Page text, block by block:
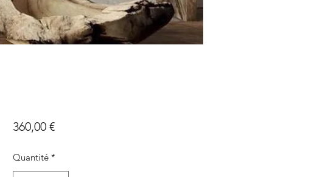
360,00 €Prix
Quantité *